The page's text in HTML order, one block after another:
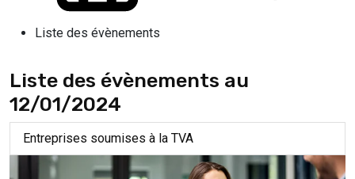
Liste des évènements
Liste des évènements au
12/01/2024
Entreprises soumises à la TVA